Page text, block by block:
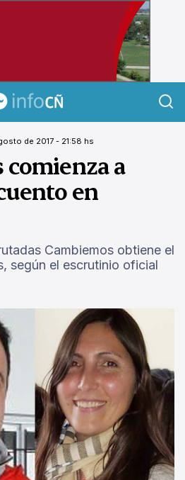
de 2017 - 21:58 hs
comienza a
en
Cambiemos obtiene el
según el escrutinio oficial